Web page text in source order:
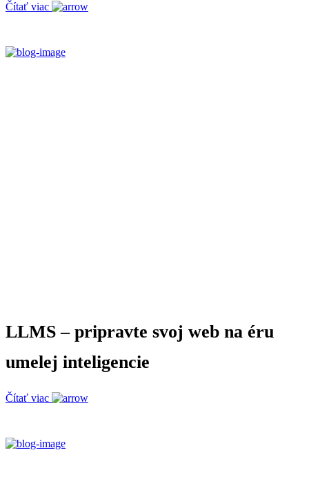
Čítať viac
LLMS – pripravte svoj web na éru
umelej inteligencie
Čítať viac